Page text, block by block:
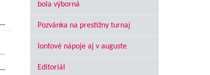
bola výborná
Pozvánka na prestížny turnaj
Iontové nápoje aj v auguste
Editoriál